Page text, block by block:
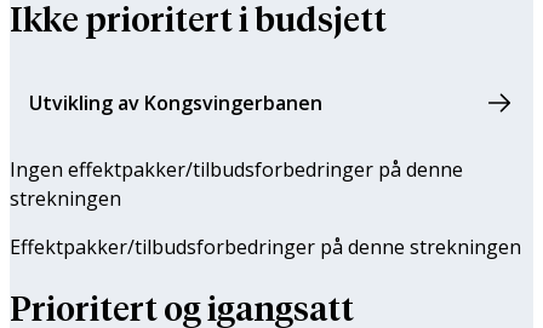
Ikke prioritert i budsjett
Utvikling av Kongsvingerbanen
Ingen effektpakker/tilbuds­forbedringer på denne
strekningen
Effektpakker/tilbuds­forbedringer på denne strekningen
Prioritert og igangsatt